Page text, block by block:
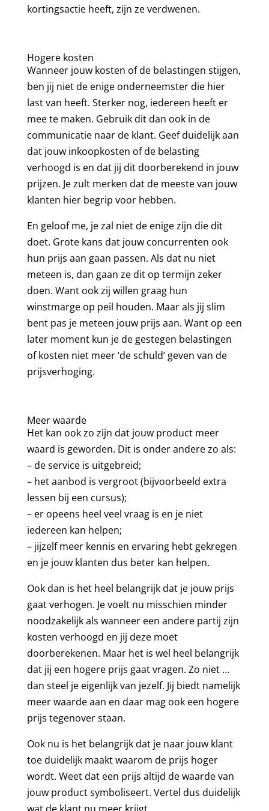
kortingsactie heeft, zijn ze verdwenen.
Hogere kosten
Wanneer jouw kosten of de belastingen stijgen,
ben jij niet de enige onderneemster die hier
last van heeft. Sterker nog, iedereen heeft er
mee te maken. Gebruik dit dan ook in de
communicatie naar de klant. Geef duidelijk aan
dat jouw inkoopkosten of de belasting
verhoogd is en dat jij dit doorberekend in jouw
prijzen. Je zult merken dat de meeste van jouw
klanten hier begrip voor hebben.
En geloof me, je zal niet de enige zijn die dit
doet. Grote kans dat jouw concurrenten ook
hun prijs aan gaan passen. Als dat nu niet
meteen is, dan gaan ze dit op termijn zeker
doen. Want ook zij willen graag hun
winstmarge op peil houden. Maar als jij slim
bent pas je meteen jouw prijs aan. Want op een
later moment kun je de gestegen belastingen
of kosten niet meer ‘de schuld’ geven van de
prijsverhoging.
Meer waarde
Het kan ook zo zijn dat jouw product meer
waard is geworden. Dit is onder andere zo als:
– de service is uitgebreid;
– het aanbod is vergroot (bijvoorbeeld extra
lessen bij een cursus);
– er opeens heel veel vraag is en je niet
iedereen kan helpen;
– jijzelf meer kennis en ervaring hebt gekregen
en je jouw klanten dus beter kan helpen.
Ook dan is het heel belangrijk dat je jouw prijs
gaat verhogen. Je voelt nu misschien minder
noodzakelijk als wanneer een andere partij zijn
kosten verhoogd en jij deze moet
doorberekenen. Maar het is wel heel belangrijk
dat jij een hogere prijs gaat vragen. Zo niet …
dan steel je eigenlijk van jezelf. Jij biedt namelijk
meer waarde aan en daar mag ook een hogere
prijs tegenover staan.
Ook nu is het belangrijk dat je naar jouw klant
toe duidelijk maakt waarom de prijs hoger
wordt. Weet dat een prijs altijd de waarde van
jouw product symboliseert. Vertel dus duidelijk
wat de klant nu meer krijgt.